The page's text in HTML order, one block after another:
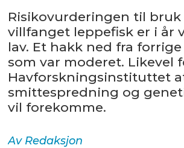
Risikovurderingen til bruk
villfanget leppefisk er i år
lav. Et hakk ned fra
som var moderet. Likevel
Havforskningsinstituttet
smittespredning og
vil forekomme.
Av Redaksjon